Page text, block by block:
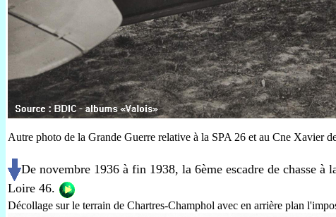
Autre photo de la Grande Guerre relative à la SPA 26 et au Cne Xavier
De novembre 1936 à fin 1938, la 6ème escadre de chasse à
Loire 46.
Décollage sur le terrain de Chartres-Champhol avec en arrière plan